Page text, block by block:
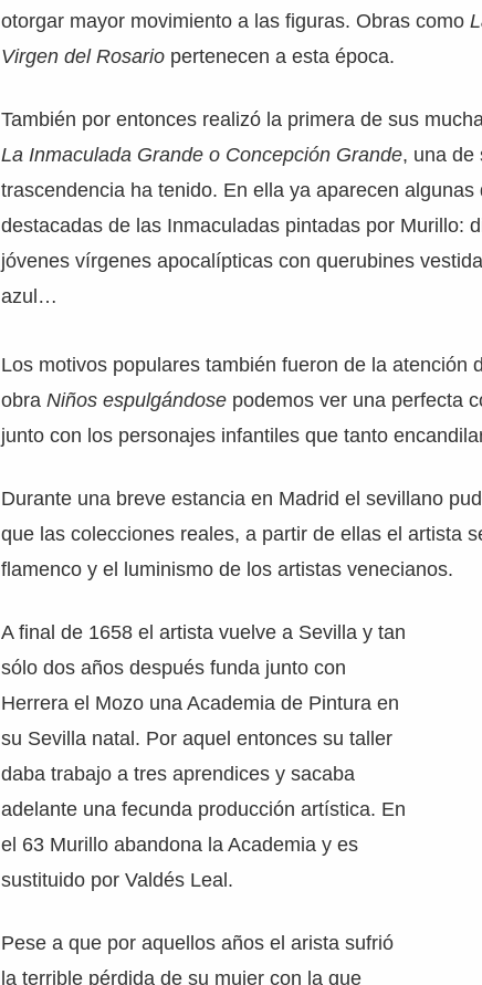
otorgar mayor movimiento a las figuras. Obras como
Virgen del Rosario pertenecen a esta época.
También por entonces realizó la primera de sus
La Inmaculada Grande o Concepción Grande, una de
trascendencia ha tenido. En ella ya aparecen
destacadas de las Inmaculadas pintadas por Murillo:
jóvenes vírgenes apocalípticas con querubines
azul…
Los motivos populares también fueron de la atención
obraNiños espulgándose podemos ver una perfecta
junto con los personajes infantiles que tanto
Durante una breve estancia en Madrid el sevillano
que las colecciones reales, a partir de ellas el artista
flamenco y el luminismo de los artistas venecianos.
A final de 1658 el artista vuelve a Sevilla y tan
sólo dos años después funda junto con
Herrera el Mozo una Academia de Pintura en
su Sevilla natal. Por aquel entonces su taller
daba trabajo a tres aprendices y sacaba
adelante una fecunda producción artística. En
el 63 Murillo abandona la Academia y es
sustituido por Valdés Leal.
Pese a que por aquellos años el arista sufrió
la terrible pérdida de su mujer con la que